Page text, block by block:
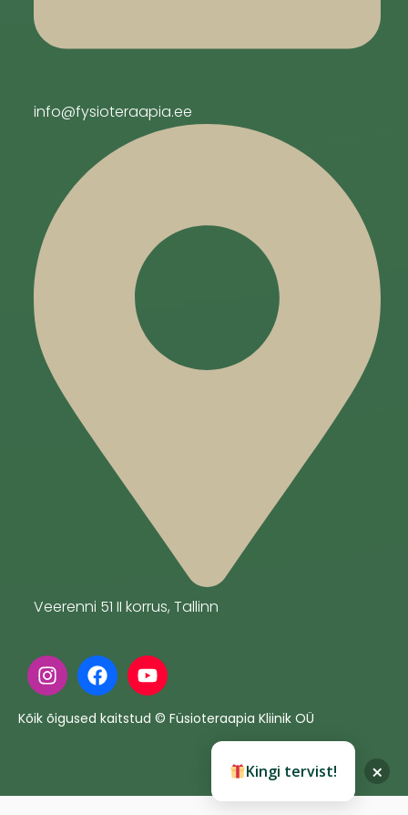
info@fysioteraapia.ee
Veerenni 51 II korrus, Tallinn
Kõik õigused kaitstud © Füsioteraapia Kliinik OÜ
Kingi tervist! ×